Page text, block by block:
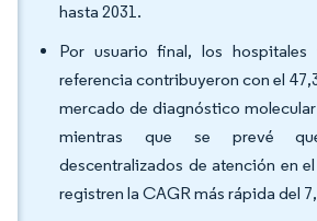
hasta 2031.
Por usuario final, los
referencia contribuyeron con el
mercado de diagnóstico
mientras que se prevé
descentralizados de atención en
registren la CAGR más rápida del